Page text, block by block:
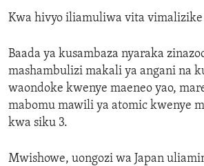
Kwa hivyo iliamuliwa vita vimalizike
Baada ya kusambaza nyaraka
mashambulizi makali ya angani na
waondoke kwenye maeneo yao,
mabomu mawili ya atomic kwenye
kwa siku 3.
Mwishowe, uongozi wa Japan